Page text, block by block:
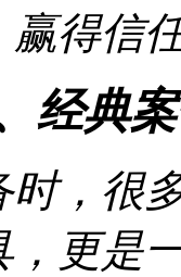
赢得信
经典
，很
，更是